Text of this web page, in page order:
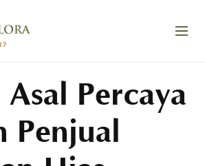
Asal Percaya
Penjual